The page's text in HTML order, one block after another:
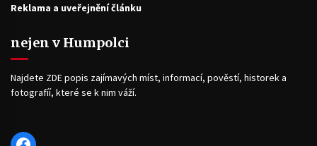
Reklama a uveřejnění článku
nejen v Humpolci
Najdete ZDE popis zajímavých míst, informací, pověstí, historek a
fotografíí, které se k nim váží.